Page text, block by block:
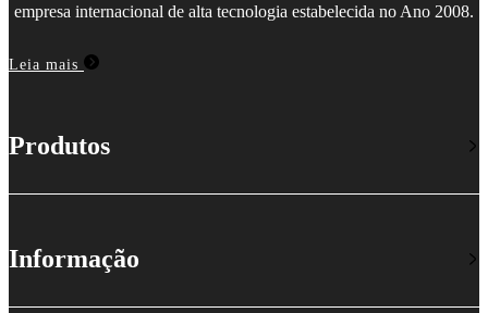
empresa internacional de alta tecnologia estabelecida no Ano 2008.
Leia mais
Produtos
Informação